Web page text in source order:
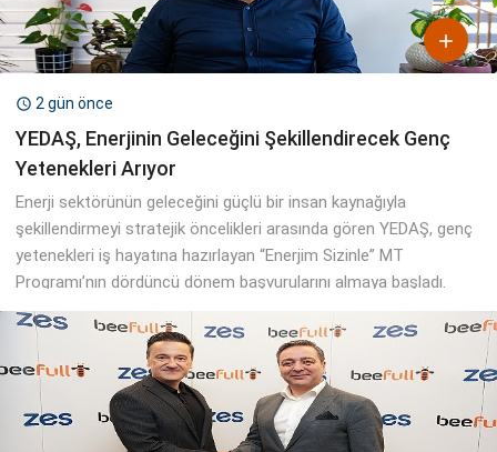

 2 gün önce
YEDAŞ, Enerjinin Geleceğini Şekillendirecek Genç
Yetenekleri Arıyor
Enerji sektörünün geleceğini güçlü bir insan kaynağıyla
şekillendirmeyi stratejik öncelikleri arasında gören YEDAŞ, genç
yetenekleri iş hayatına hazırlayan “Enerjim Sizinle” MT
Programı’nın dördüncü dönem başvurularını almaya başladı.